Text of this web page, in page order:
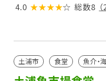
4.0 ★★★★☆ 総数8
土浦市 食堂 魚介・